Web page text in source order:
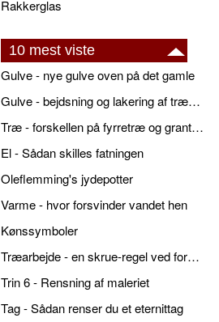
Rakkerglas
10 mest viste
Gulve - nye gulve oven på det gamle
Gulve - bejdsning og lakering af trægulve
Træ - forskellen på fyrretræ og grantræ
El - Sådan skilles fatningen
Oleflemming's jydepotter
Varme - hvor forsvinder vandet hen
Kønssymboler
Træarbejde - en skrue-regel ved forboring
Trin 6 - Rensning af maleriet
Tag - Sådan renser du et eternittag